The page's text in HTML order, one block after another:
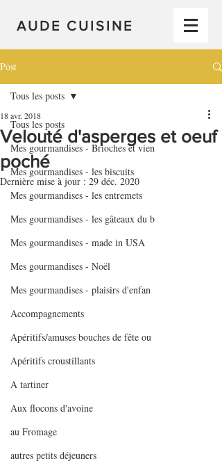
AUDE CUISINE
Post
Tous les posts
Mes gourmandises - Brioches et vien
Mes gourmandises - les biscuits
Mes gourmandises - les entremets
Mes gourmandises - les gâteaux du b
Mes gourmandises - made in USA
Mes gourmandises - Noël
Mes gourmandises - plaisirs d'enfan
Accompagnements
Apéritifs/amuses bouches de fête ou
Apéritifs croustillants
A tartiner
Aux flocons d'avoine
au Fromage
autres petits déjeuners
Tous les posts
Velouté d'asperges et oeuf
poché
18 avr. 2018
Dernière mise à jour : 29 déc. 2020